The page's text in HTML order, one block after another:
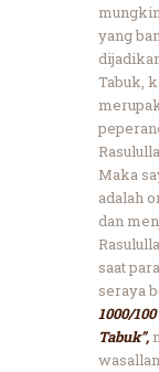
yang
Tabuk,
Maka
adalah
dan
saat
seraya
1000/
Tabuk”,